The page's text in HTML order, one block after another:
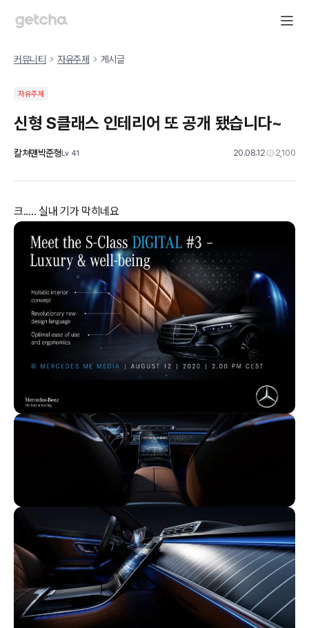
커뮤니티 자유주제 게시글
자유주제
신형 S클래스 인테리어 또 공개 됐습니다~
칼쳐맨박준형Lv 41 20.08.12 2,100
크..... 실내 기가 막히네요